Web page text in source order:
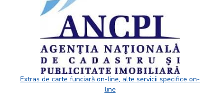
Extras de carte funciară on-line, alte servicii specifice on-
line